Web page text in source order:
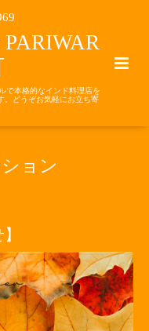
PARIWAR
で本格的なインド料理店を
。どうぞお気軽にお立ち寄
ョン